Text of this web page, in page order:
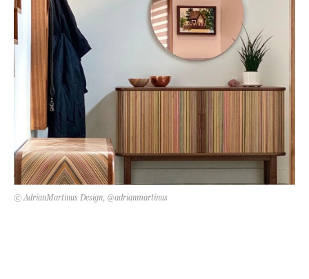
Kert és terasz
HÍRLEVÉL
© AdrianMartinus Design, @adrianmartinus